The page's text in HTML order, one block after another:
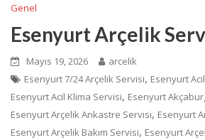
Genel
Esenyurt Arçelik
Mayıs 19, 2026
arcelik
Esenyurt 7/24 Arçelik Servisi, Esenyurt
Esenyurt Acil Klima Servisi, Esenyurt
Esenyurt Arçelik Ankastre Servisi, Esenyurt
Esenyurt Arçelik Bakım Servisi, Esenyurt